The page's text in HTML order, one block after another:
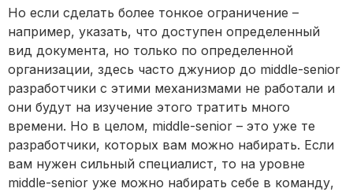
Но если сделать более тонкое ограничение –
например, указать, что доступен определенный
вид документа, но только по определенной
организации, здесь часто джуниор до middle-senior
разработчики с этими механизмами не работали и
они будут на изучение этого тратить много
времени. Но в целом, middle-senior – это уже те
разработчики, которых вам можно набирать. Если
вам нужен сильный специалист, то на уровне
middle-senior уже можно набирать себе в команду,